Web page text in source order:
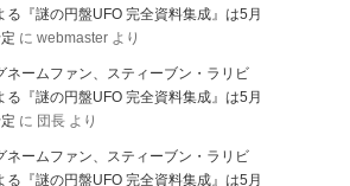
る『謎の円盤UFO 完全資料集成』は5月
に webmaster より
ネームファン、スティーブン・ラリビ
る『謎の円盤UFO 完全資料集成』は5月
に 団長 より
ネームファン、スティーブン・ラリビ
る『謎の円盤UFO 完全資料集成』は5月